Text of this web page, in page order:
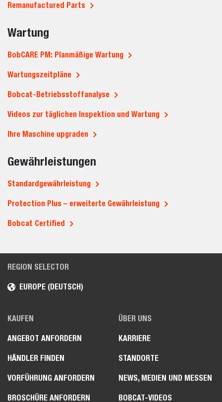
Wartung
BobCARE PM: Planmäßige Wartung
Wartungszeitpläne
Bobcat-Betriebsstoffanalyse
Videos zur täglichen Inspektion und Wartung
Ihre Maschine upgraden
Remanufactured Parts
Gewährleistungen
Standardgewährleistung
Protection Plus – erweiterte Gewährleistung
Bobcat Certified
REGION SELECTOR
EUROPE (DEUTSCH)
KAUFEN
ANGEBOT ANFORDERN
HÄNDLER FINDEN
VORFÜHRUNG ANFORDERN
BROSCHÜRE ANFORDERN
ÜBER UNS
KARRIERE
STANDORTE
NEWS, MEDIEN UND MESSEN
BOBCAT-VIDEOS